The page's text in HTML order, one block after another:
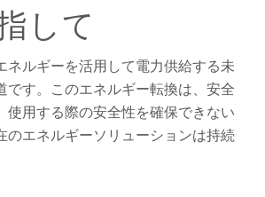
して
ルギーを活用して電力供給する未
す。このエネルギー転換は、安全
用する際の安全性を確保できない
エネルギーソリューションは持続